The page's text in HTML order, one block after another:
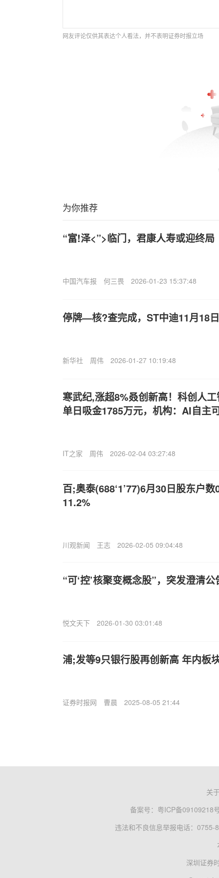
网友评论仅供其表达个人看法，并不表明证券时报立场
为你推荐
“富!泽<”>临门，君康人寿或迎终局
中国汽车报 何三畏 2026-01-23 15:37:48
停牌—核?查完成，ST中迪11月18
新华社 周伟 2026-01-27 10:19:48
寒武纪,涨超8%叒创新高！科创人
单日吸金1785万元，机构：AI自主
IT之家 周伟 2026-02-04 03:27:48
百;奥泰(688‘1’77)6月30日股东户
11.2%
川观新闻 王志 2026-02-05 09:04:48
“可‘控’核聚变概念股”，突发澄清公
悦文天下 2026-01-30 03:01:48
浦;发等9只银行股再创新高 年内板
证券时报网 曹晨 2025-08-05 21:44
关
备案号： 粤ICP备09109218
违法和不良信息举报电话：0755-
深圳证券